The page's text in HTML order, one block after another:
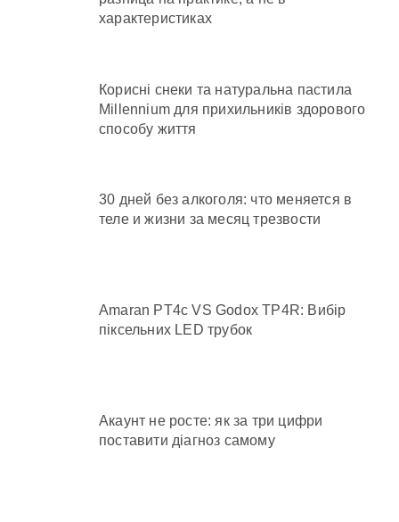
характеристиках
Корисні снеки та натуральна пастила
Millennium для прихильників здорового
способу життя
30 дней без алкоголя: что меняется в
теле и жизни за месяц трезвости
Amaran PT4c VS Godox TP4R: Вибір
піксельних LED трубок
Акаунт не росте: як за три цифри
поставити діагноз самому